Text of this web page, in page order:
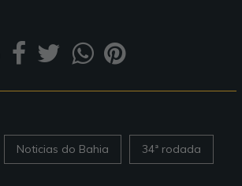
Noticias do Bahia 34ª rodada